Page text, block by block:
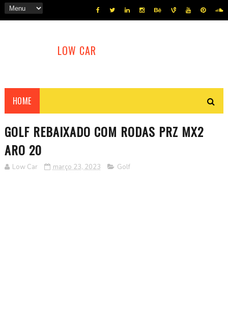
LOW CAR
HOME
GOLF REBAIXADO COM RODAS PRZ MX2
ARO 20
Low Car março 23, 2023 Golf